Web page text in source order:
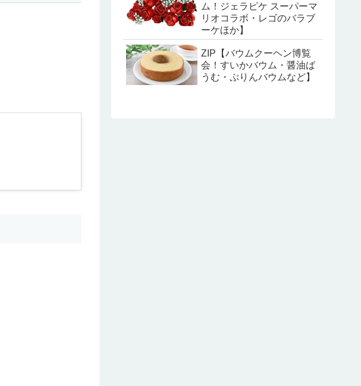
ム！ジェラピケ スーパーマ
リオコラボ・レゴのバラブ
ーケほか】
ZIP【バウムクーヘン博覧
会！すいかバウム・醤油ば
うむ・ぷりんバウムなど】